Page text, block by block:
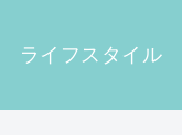
ライフスタイル